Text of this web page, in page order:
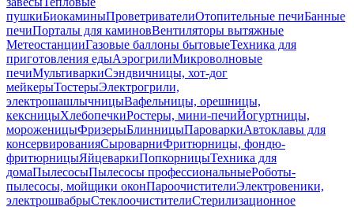
пушкиБиокаминыПроветривателиОтопительные печиБанные
печиПорталы для каминовВентиляторы вытяжные
МетеостанцииГазовые баллоны бытовыеТехника для
приготовления едыАэрогрилиМикроволновые
печиМультиваркиСэндвичницы, хот-дог
мейкерыТостерыЭлектрогрили,
электрошашлычницыВафельницы, орешницы,
кексницыХлебопечкиРостеры, мини-печиЙогуртницы,
мороженицыФризерыБлинницыПароваркиАвтоклавы для
консервированияСыроварниФритюрницы, фондю-
фритюрницыЯйцеваркиПопкорницыТехника для
домаПылесосыПылесосы профессиональныеРоботы-
пылесосы, мойщики оконПароочистителиЭлектровеники,
электрошвабрыСтеклоочистителиСтерилизационное